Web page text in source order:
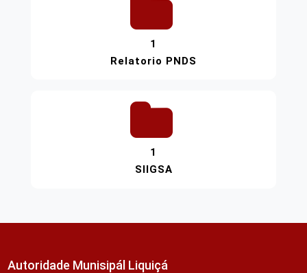
1
Relatorio PNDS
1
SIIGSA
Autoridade Munisipál Liquiçá